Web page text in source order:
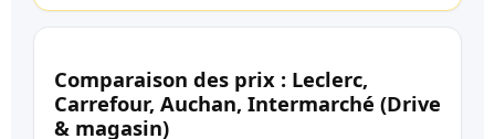
Comparaison des prix : Leclerc,
Carrefour, Auchan, Intermarché (Drive
& magasin)